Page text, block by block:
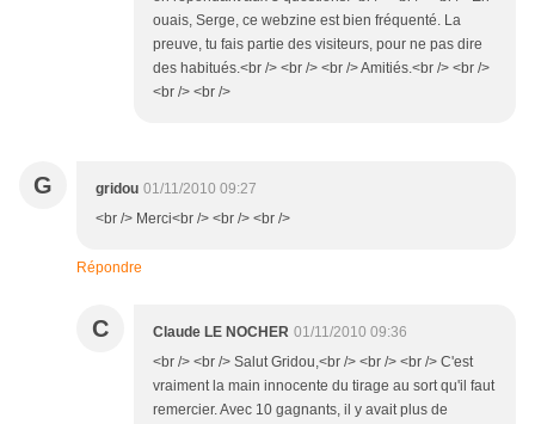
ouais, Serge, ce webzine est bien fréquenté. La
preuve, tu fais partie des visiteurs, pour ne pas dire
des habitués.<br /> <br /> <br /> Amitiés.<br /> <br />
<br /> <br />
G gridou 01/11/2010 09:27
<br /> Merci<br /> <br /> <br />
Répondre
C Claude LE NOCHER 01/11/2010 09:36
<br /> <br /> Salut Gridou,<br /> <br /> <br /> C'est
vraiment la main innocente du tirage au sort qu'il faut
remercier. Avec 10 gagnants, il y avait plus de